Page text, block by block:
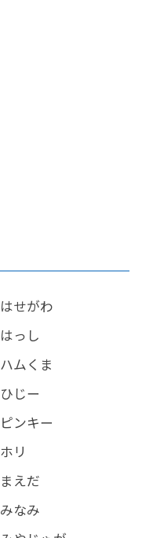
はせがわ
はっし
ハムくま
ひじー
ピンキー
ホリ
まえだ
みなみ